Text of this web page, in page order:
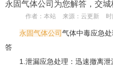
作者： 本站 来源： 云更新 时
永固气体公司气体中毒应急处
答
1.泄漏应急处理： 迅速撤离泄